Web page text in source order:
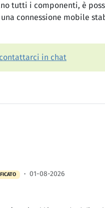
tutti i componenti, è
connessione mobile
contattarci in chat
· 01-08-2026